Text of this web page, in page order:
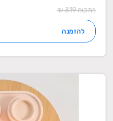
במקום 319 ₪
להזמנה